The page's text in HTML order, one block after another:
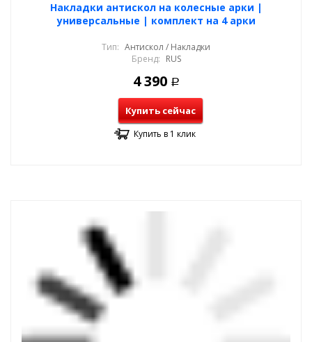
Накладки антискол на колесные арки |
универсальные | комплект на 4 арки
Тип: Антискол / Накладки
Бренд: RUS
4 390 Р
Купить сейчас
Купить в 1 клик